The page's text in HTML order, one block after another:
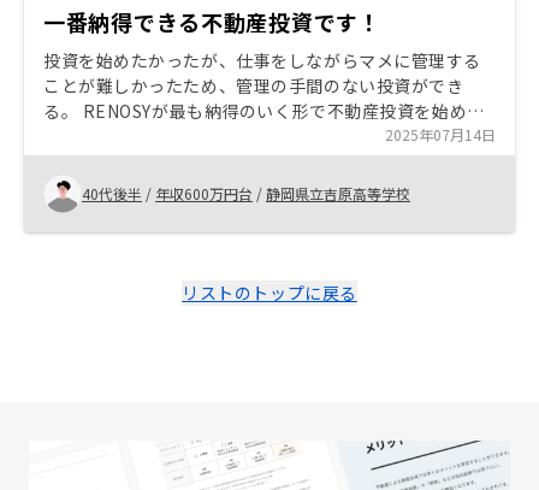
一番納得できる不動産投資です！
投資を始めたかったが、仕事をしながらマメに管理する
ことが難しかったため、管理の手間のない投資ができ
る。 RENOSYが最も納得のいく形で不動産投資を始めら
れた。 他社と比較しても一番信頼できると感じた。 始め
たばかりなので、今のところ非常に満足しています。
2025年07月14日
40代後半 / 年収600万円台 /静岡県立吉原高等学校
リストのトップに戻る